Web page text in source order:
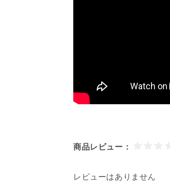
商品レビュー：
レビューはありません